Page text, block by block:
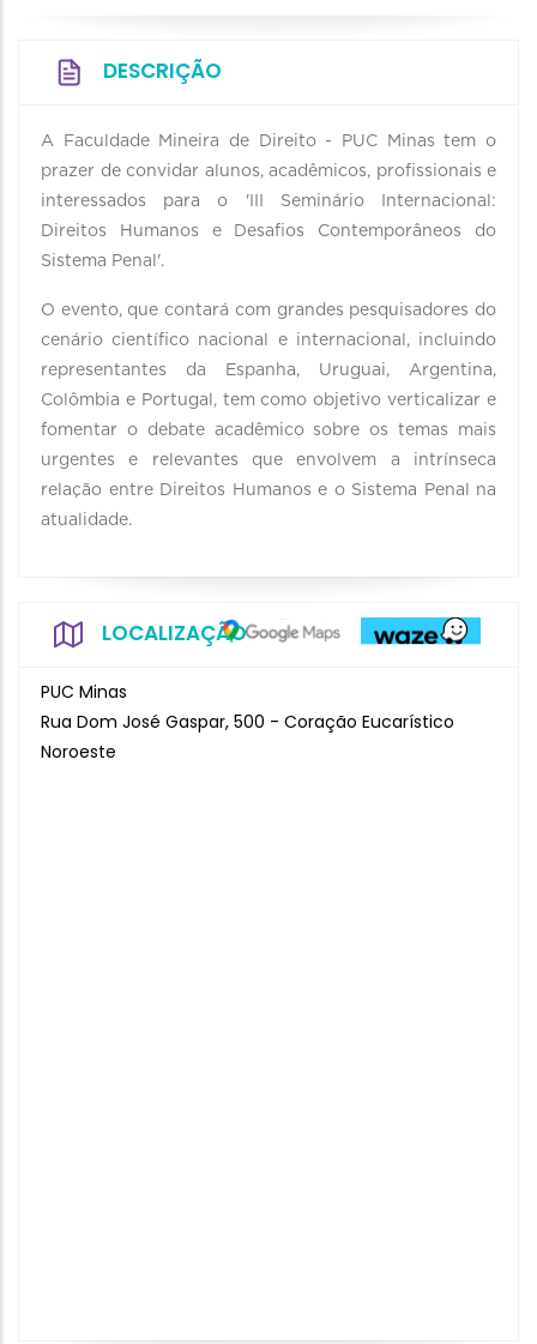
DESCRIÇÃO
A Faculdade Mineira de Direito - PUC Minas tem o
prazer de convidar alunos, acadêmicos, profissionais e
interessados para o 'III Seminário Internacional:
Direitos Humanos e Desafios Contemporâneos do
Sistema Penal'.
O evento, que contará com grandes pesquisadores do
cenário científico nacional e internacional, incluindo
representantes da Espanha, Uruguai, Argentina,
Colômbia e Portugal, tem como objetivo verticalizar e
fomentar o debate acadêmico sobre os temas mais
urgentes e relevantes que envolvem a intrínseca
relação entre Direitos Humanos e o Sistema Penal na
atualidade.
LOCALIZAÇÃO
PUC Minas
Rua Dom José Gaspar, 500 - Coração Eucarístico
Noroeste